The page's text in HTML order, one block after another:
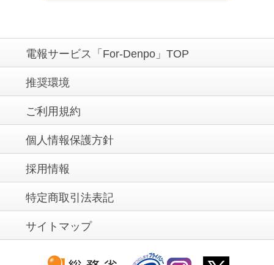
電報サービス「For-Denpo」TOP
推奨環境
ご利用規約
個人情報保護方針
採用情報
特定商取引法表記
サイトマップ